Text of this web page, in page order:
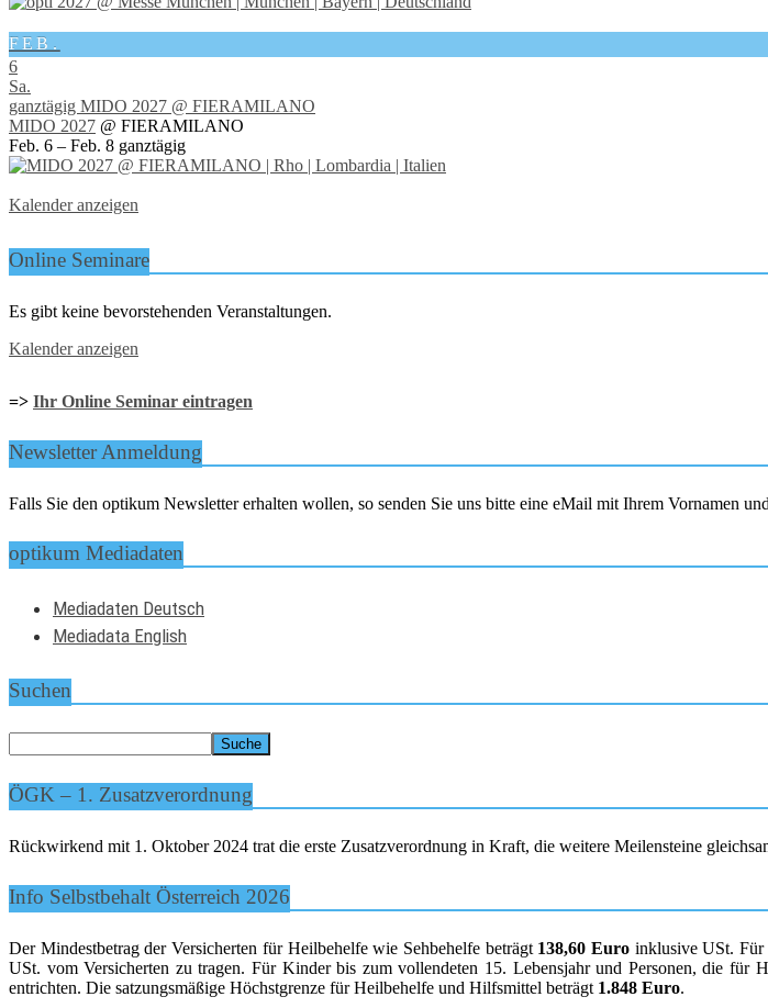
FEB.
6
Sa.
ganztägig MIDO 2027 @ FIERAMILANO
MIDO 2027 @ FIERAMILANO
Feb. 6 – Feb. 8 ganztägig
Kalender anzeigen
Online Seminare
Es gibt keine bevorstehenden Veranstaltungen.
Kalender anzeigen
=> Ihr Online Seminar eintragen
Newsletter Anmeldung
Falls Sie den optikum Newsletter erhalten wollen, so senden Sie uns bitte eine eMail mit Ihrem Vornamen
optikum Mediadaten
Mediadaten Deutsch
Mediadata English
Suchen
ÖGK – 1. Zusatzverordnung
Rückwirkend mit 1. Oktober 2024 trat die erste Zusatzverordnung in Kraft, die weitere Meilensteine
Info Selbstbehalt Österreich 2026
Der Mindestbetrag der Versicherten für Heilbehelfe wie Sehbehelfe beträgt 138,60 Euro inklusive USt. Für
USt. vom Versicherten zu tragen. Für Kinder bis zum vollendeten 15. Lebensjahr und Personen, die
entrichten. Die satzungsmäßige Höchstgrenze für Heilbehelfe und Hilfsmittel beträgt 1.848 Euro.